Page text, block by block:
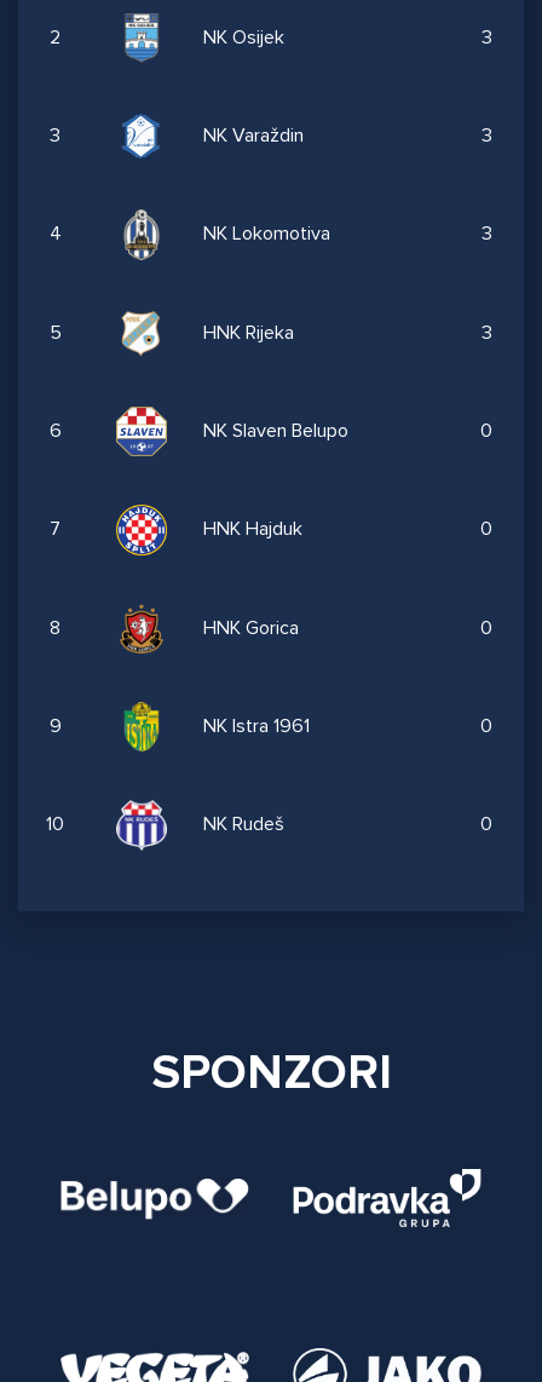
2 NK Osijek 3
3 NK Varaždin 3
4 NK Lokomotiva 3
5 HNK Rijeka 3
6 NK Slaven Belupo 0
7 HNK Hajduk 0
8 HNK Gorica 0
9 NK Istra 1961 0
10 NK Rudeš 0
SPONZORI